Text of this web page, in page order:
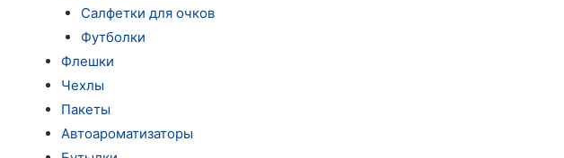
Салфетки для очков
Футболки
Флешки
Чехлы
Пакеты
Автоароматизаторы